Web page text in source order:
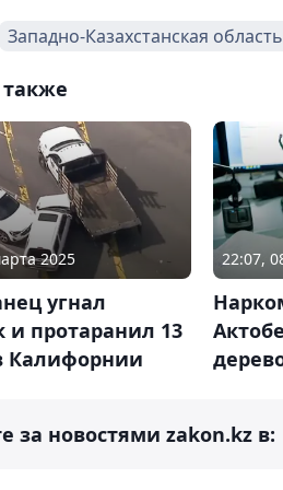
Западно-Казахстанская область
2025
угнал
и протаранил 13
Калифорнии
22:07,
за новостями zakon.kz в: